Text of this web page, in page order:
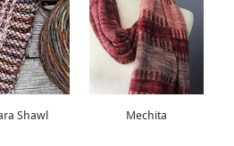
Shawl Mechita